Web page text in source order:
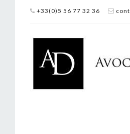
+33(0)5 56 77 32 36